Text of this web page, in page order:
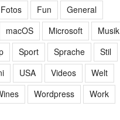
Fotos Fun
General
macOS Microsoft
Musik
Sport Sprache
Stil
USA Videos
Welt
Wordpress Work